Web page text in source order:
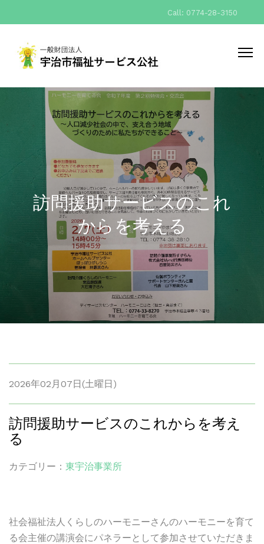
Call: 0774-28-3150
訪問援助サービスのこれ
からを考える
2026年02月07日(土曜日)
訪問援助サービスのこれからを考え
る
カテゴリー： 東宇治事業所
社会福祉法人くらしのハーモニーさんのハーモニーを育て
る会主催の講演会にパネラーとして参加させていただきま